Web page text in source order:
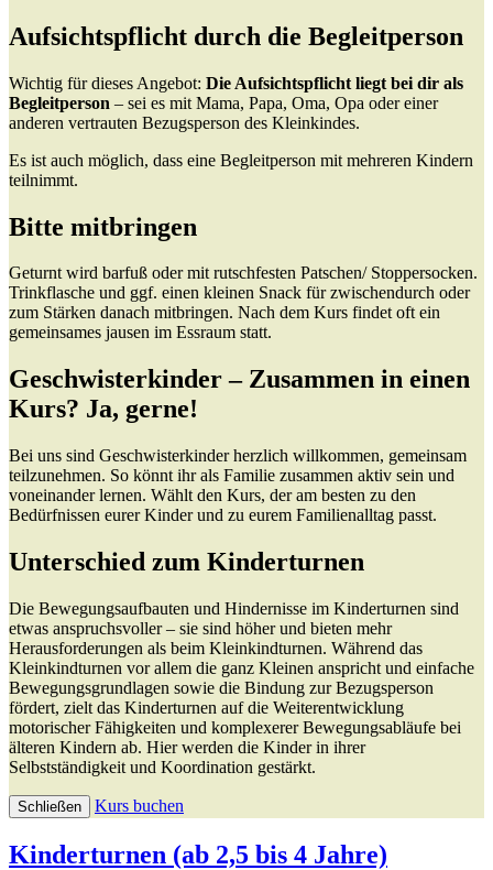
Aufsichtspflicht durch die Begleitperson
Wichtig für dieses Angebot: Die Aufsichtspflicht liegt bei dir als
Begleitperson – sei es mit Mama, Papa, Oma, Opa oder einer
anderen vertrauten Bezugsperson des Kleinkindes.
Es ist auch möglich, dass eine Begleitperson mit mehreren Kindern
teilnimmt.
Bitte mitbringen
Geturnt wird barfuß oder mit rutschfesten Patschen/ Stoppersocken.
Trinkflasche und ggf. einen kleinen Snack für zwischendurch oder
zum Stärken danach mitbringen. Nach dem Kurs findet oft ein
gemeinsames jausen im Essraum statt.
Geschwisterkinder – Zusammen in einen
Kurs? Ja, gerne!
Bei uns sind Geschwisterkinder herzlich willkommen, gemeinsam
teilzunehmen. So könnt ihr als Familie zusammen aktiv sein und
voneinander lernen. Wählt den Kurs, der am besten zu den
Bedürfnissen eurer Kinder und zu eurem Familienalltag passt.
Unterschied zum Kinderturnen
Die Bewegungsaufbauten und Hindernisse im Kinderturnen sind
etwas anspruchsvoller – sie sind höher und bieten mehr
Herausforderungen als beim Kleinkindturnen. Während das
Kleinkindturnen vor allem die ganz Kleinen anspricht und einfache
Bewegungsgrundlagen sowie die Bindung zur Bezugsperson
fördert, zielt das Kinderturnen auf die Weiterentwicklung
motorischer Fähigkeiten und komplexerer Bewegungsabläufe bei
älteren Kindern ab. Hier werden die Kinder in ihrer
Selbstständigkeit und Koordination gestärkt.
Schließen Kurs buchen
Kinderturnen (ab 2,5 bis 4 Jahre)